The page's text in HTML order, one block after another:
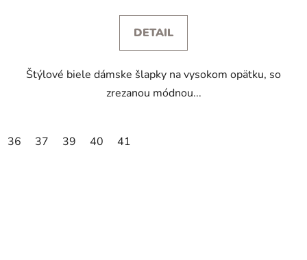
DETAIL
Štýlové biele dámske šlapky na vysokom opätku, so
zrezanou módnou...
36 37 39 40 41